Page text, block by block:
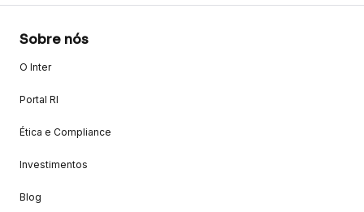
Sobre nós
O Inter
Portal RI
Ética e Compliance
Investimentos
Blog